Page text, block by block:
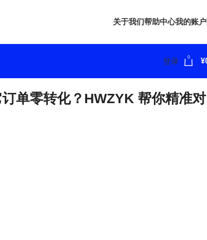
关于我们帮助中心我的账户
登录 0 ¥
单零转化？HWZYK 帮你精准对